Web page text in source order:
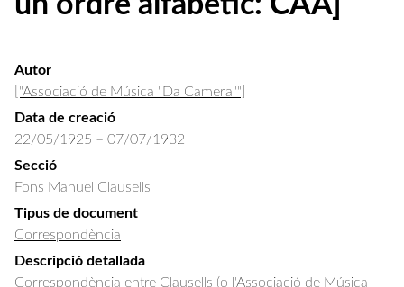
Autor
["Associació de Música "Da Camera""]
Data de creació
22/05/1925 – 07/07/1932
Secció
Fons Manuel Clausells
Tipus de document
Correspondència
Descripció detallada
Correspondència entre Clausells (o l'Associació de Música